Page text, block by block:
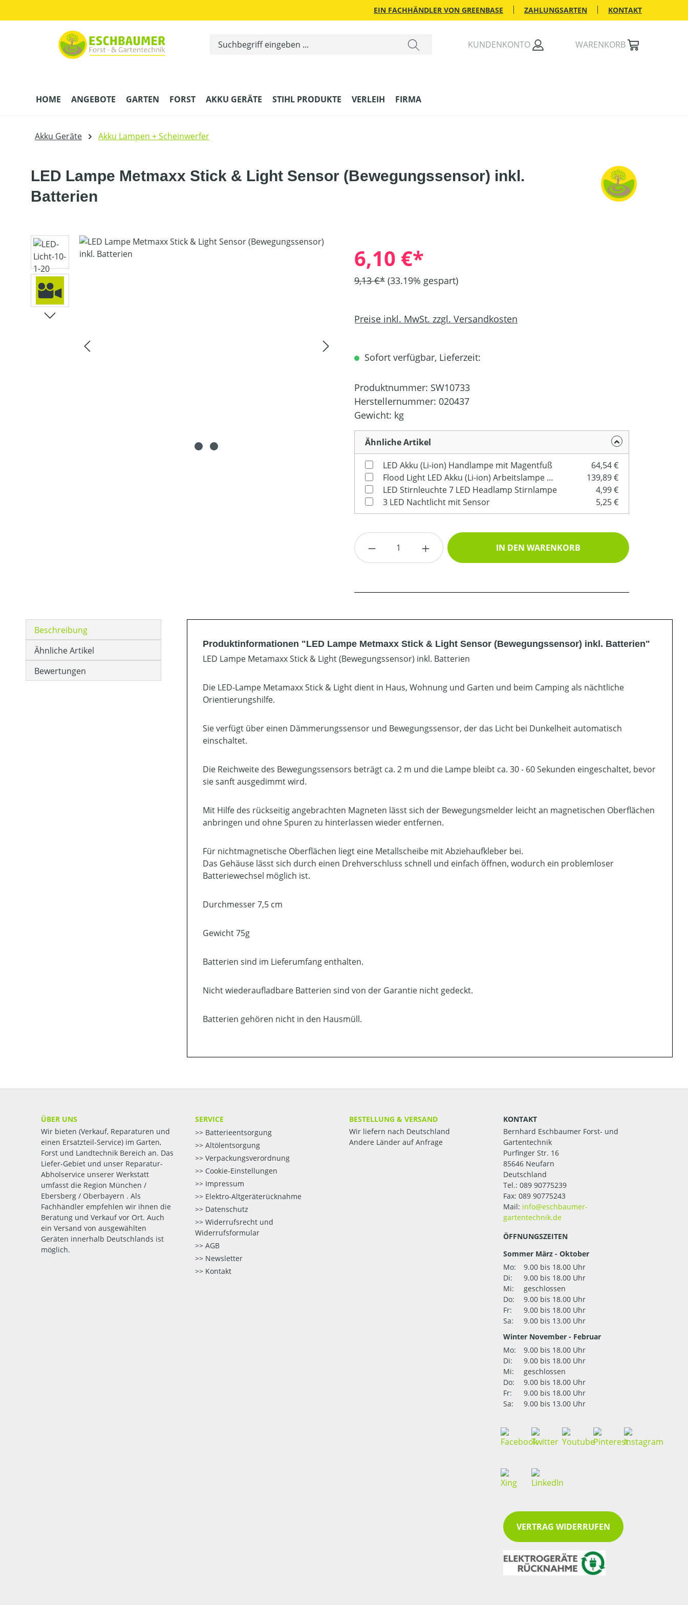
EIN FACHHÄNDLER VON GREENBASE ZAHLUNGSARTEN KONTAKT
KUNDENKONTO WARENKORB
HOME ANGEBOTE GARTEN FORST AKKU GERÄTE STIHL PRODUKTE VERLEIH FIRMA
Akku Geräte Akku Lampen + Scheinwerfer
LED Lampe Metmaxx Stick & Light Sensor (Bewegungssensor) inkl.
Batterien
6,10 €*
9,13 €* (33.19% gespart)
Preise inkl. MwSt. zzgl. Versandkosten
Sofort verfügbar, Lieferzeit:
Produktnummer: SW10733
Herstellernummer: 020437
Gewicht: kg
Ähnliche Artikel
LED Akku (Li-ion) Handlampe mit Magentfuß
64,54 €
Flood Light LED Akku (Li-ion) Arbeitslampe mit Magnetfuß
139,89 €
LED Stirnleuchte 7 LED Headlamp Stirnlampe
4,99 €
3 LED Nachtlicht mit Sensor
5,25 €
Produkt Anzahl: Gib den gewünschten Wert ein oder
IN DEN WARENKORB
Beschreibung
Ähnliche Artikel
Bewertungen
Produktinformationen "LED Lampe Metmaxx Stick & Light Sensor (Bewegungssensor) inkl. Batterien"
LED Lampe Metamaxx Stick & Light (Bewegungssensor) inkl. Batterien
Die LED-Lampe Metamaxx Stick & Light dient in Haus, Wohnung und Garten und beim Camping als nächtliche
Orientierungshilfe.
Sie verfügt über einen Dämmerungssensor und Bewegungssensor, der das Licht bei Dunkelheit automatisch
einschaltet.
Die Reichweite des Bewegungssensors beträgt ca. 2 m und die Lampe bleibt ca. 30 - 60 Sekunden eingeschaltet, bevor
sie sanft ausgedimmt wird.
Mit Hilfe des rückseitig angebrachten Magneten lässt sich der Bewegungsmelder leicht an magnetischen Oberflächen
anbringen und ohne Spuren zu hinterlassen wieder entfernen.
Für nichtmagnetische Oberflächen liegt eine Metallscheibe mit Abziehaufkleber bei.
Das Gehäuse lässt sich durch einen Drehverschluss schnell und einfach öffnen, wodurch ein problemloser
Batteriewechsel möglich ist.
Durchmesser 7,5 cm
Gewicht 75g
Batterien sind im Lieferumfang enthalten.
Nicht wiederaufladbare Batterien sind von der Garantie nicht gedeckt.
Batterien gehören nicht in den Hausmüll.
ÜBER UNS
Wir bieten (Verkauf, Reparaturen und
einen Ersatzteil-Service) im Garten,
Forst und Landtechnik Bereich an. Das
Liefer-Gebiet und unser Reparatur-
Abholservice unserer Werkstatt
umfasst die Region München /
Ebersberg / Oberbayern . Als
Fachhändler empfehlen wir ihnen die
Beratung und Verkauf vor Ort. Auch
ein Versand von ausgewählten
Geräten innerhalb Deutschlands ist
möglich.
SERVICE
Batterieentsorgung
Altölentsorgung
Verpackungsverordnung
Cookie-Einstellungen
Impressum
Elektro-Altgeräterücknahme
Datenschutz
Widerrufsrecht und
Widerrufsformular
AGB
Newsletter
Kontakt
BESTELLUNG & VERSAND
Wir liefern nach Deutschland
Andere Länder auf Anfrage
KONTAKT
Bernhard Eschbaumer Forst- und
Gartentechnik
Purfinger Str. 16
85646 Neufarn
Deutschland
Tel.: 089 90775239
Fax: 089 90775243
Mail:
ÖFFNUNGSZEITEN
Sommer März - Oktober
Mo:
9.00 bis 18.00 Uhr
Di:
9.00 bis 18.00 Uhr
Mi:
geschlossen
Do:
9.00 bis 18.00 Uhr
Fr:
9.00 bis 18.00 Uhr
Sa:
9.00 bis 13.00 Uhr
Winter November - Februar
Mo:
9.00 bis 18.00 Uhr
Di:
9.00 bis 18.00 Uhr
Mi:
geschlossen
Do:
9.00 bis 18.00 Uhr
Fr:
9.00 bis 18.00 Uhr
Sa:
9.00 bis 13.00 Uhr
VERTRAG WIDERRUFEN